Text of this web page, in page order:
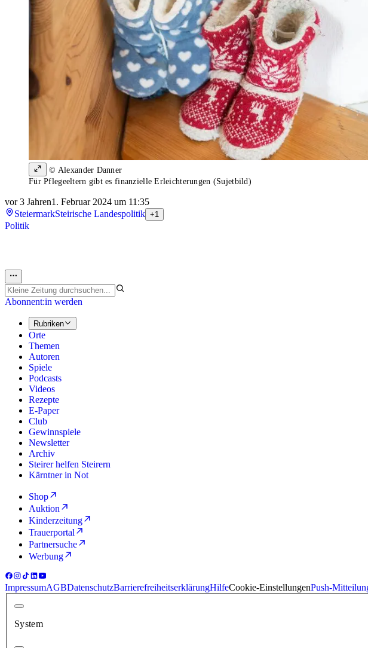
© Alexander Danner
Für Pflegeeltern gibt es finanzielle Erleichterungen (Sujetbild)
vor 3 Jahren1. Februar 2024 um 11:35
SteiermarkSteirische Landespolitik +1
Politik
Abonnent:in werden
Rubriken
Orte
Themen
Autoren
Spiele
Podcasts
Videos
Rezepte
E-Paper
Club
Gewinnspiele
Newsletter
Archiv
Steirer helfen Steirern
Kärntner in Not
Shop
Auktion
Kinderzeitung
Trauerportal
Partnersuche
Werbung
ImpressumAGBDatenschutzBarrierefreiheitserklärungHilfeCookie-EinstellungenPush-
System